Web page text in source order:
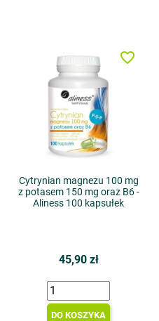
Cytrynian magnezu 100 mg
z potasem 150 mg oraz B6 -
Aliness 100 kapsułek
45,90 zł
DO KOSZYKA
favorite_border